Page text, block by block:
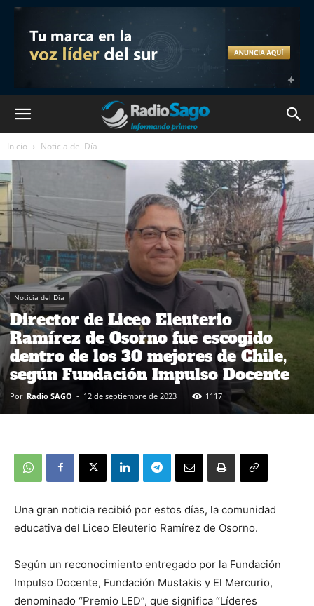
Inicio Noticia del Día
Noticia del Día
Director de Liceo Eleuterio
Ramírez de Osorno fue escogido
dentro de los 30 mejores de Chile,
según Fundación Impulso Docente
Por Radio SAGO - 12 de septiembre de 2023 1117
Una gran noticia recibió por estos días, la comunidad
educativa del Liceo Eleuterio Ramírez de Osorno.
Según un reconocimiento entregado por la Fundación
Impulso Docente, Fundación Mustakis y El Mercurio,
denominado “Premio LED”, que significa “Líderes